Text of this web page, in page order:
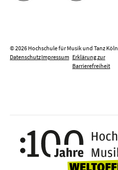
© 2026 Hochschule für Musik und Tanz Köln
DatenschutzImpressum Erklärung zur
Barrierefreiheit